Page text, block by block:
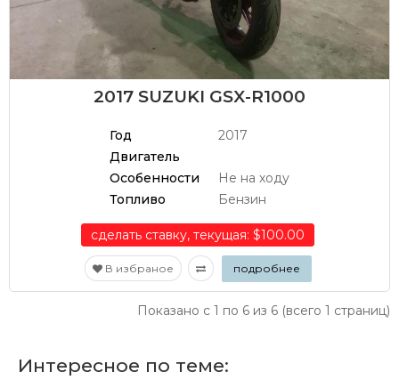
2017 SUZUKI GSX-R1000
Год
2017
Двигатель
Особенности
Не на ходу
Топливо
Бензин
сделать ставку, текущая: $100.00
В избраное подробнее
Показано с 1 по 6 из 6 (всего 1 страниц)
Интересное по теме: